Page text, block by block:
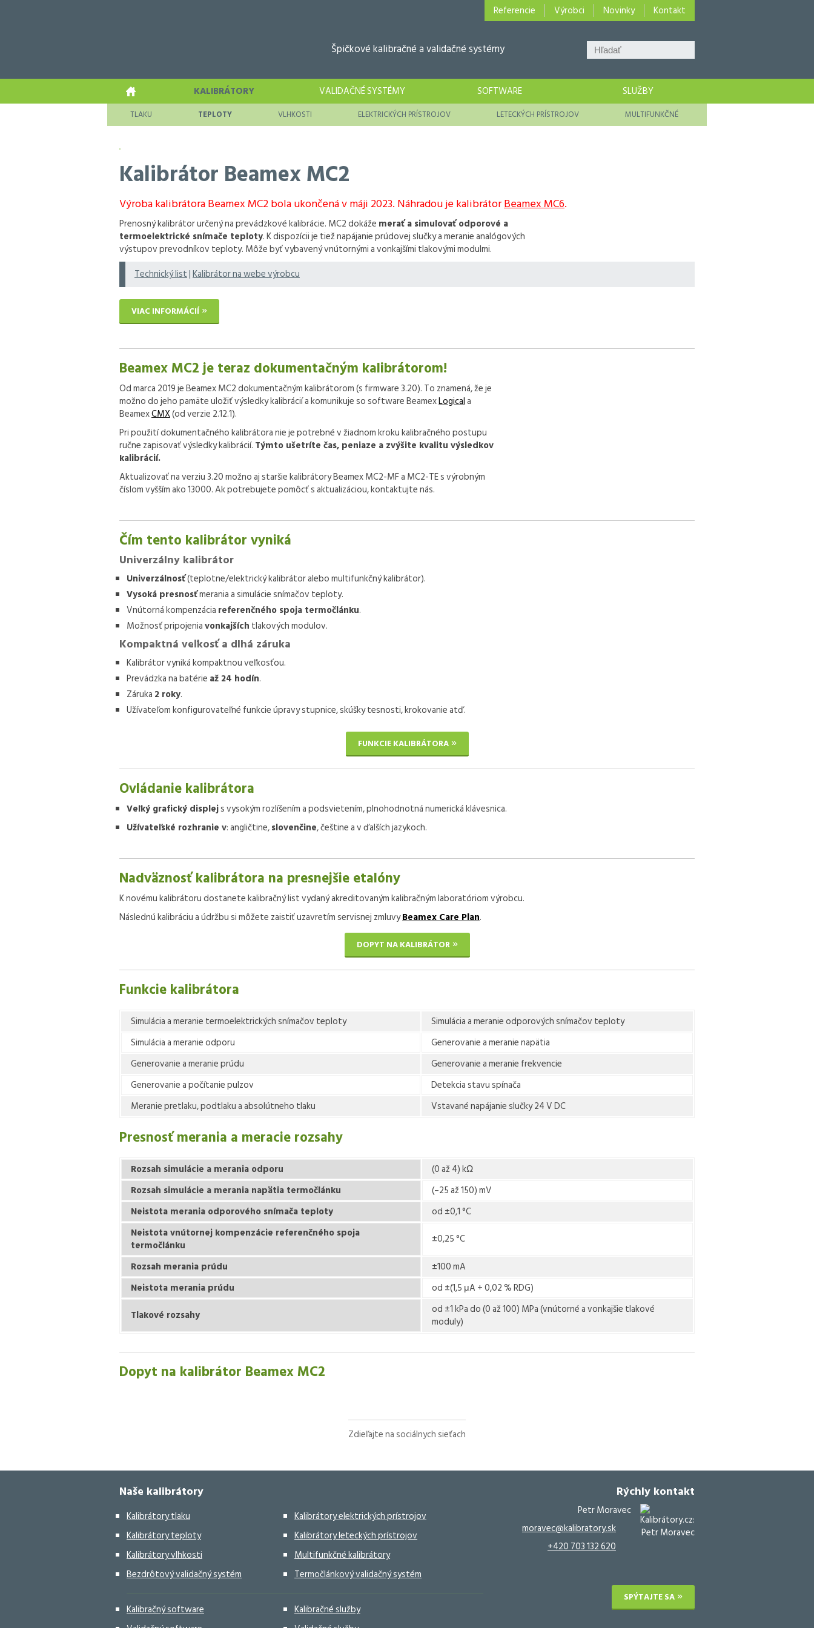
Referencie Výrobci Novinky Kontakt
Špičkové kalibračné a validačné systémy
KALIBRÁTORY
TLAKU TEPLOTY VLHKOSTI ELEKTRICKÝCH PRÍSTROJOV LETECKÝCH PRÍSTROJOV MULTIFUNKČNÉ
VALIDAČNÉ SYSTÉMY SOFTWARE SLUŽBY
Kalibrátor Beamex MC2
Výroba kalibrátora Beamex MC2 bola ukončená v máji 2023. Náhradou je kalibrátorBeamex MC6.
Prenosný kalibrátor určený na prevádzkové kalibrácie. MC2 dokáže merať a simulovať odporové a
termoelektrické snímače teploty. K dispozícii je tiež napájanie prúdovej slučky a meranie analógových
výstupov prevodníkov teploty. Môže byť vybavený vnútornými a vonkajšími tlakovými modulmi.
Technický list|Kalibrátor na webe výrobcu
VIAC INFORMÁCIÍ
Beamex MC2 je teraz dokumentačným kalibrátorom!
Od marca 2019 je Beamex MC2 dokumentačným kalibrátorom (s firmware 3.20). To znamená, že je
možno do jeho pamäte uložiť výsledky kalibrácií a komunikuje so software BeamexLogicala
BeamexCMX(od verzie 2.12.1).
Pri použití dokumentačného kalibrátora nie je potrebné v žiadnom kroku kalibračného postupu
ručne zapisovať výsledky kalibrácií. Týmto ušetríte čas, peniaze a zvýšite kvalitu výsledkov
kalibrácií.
Aktualizovať na verziu 3.20 možno aj staršie kalibrátory Beamex MC2-MF a MC2-TE s výrobným
číslom vyšším ako 13000. Ak potrebujete pomôcť s aktualizáciou, kontaktujte nás.
Čím tento kalibrátor vyniká
Univerzálny kalibrátor
Univerzálnosť(teplotne/elektrický kalibrátor alebo multifunkčný kalibrátor).
Vysoká presnosťmerania a simulácie snímačov teploty.
Vnútorná kompenzácia referenčného spoja termočlánku.
Možnosť pripojeniavonkajších tlakových modulov.
Kompaktná veľkosť a dlhá záruka
Kalibrátor vyniká kompaktnou veľkosťou.
Prevádzka na batérie až 24 hodín.
Záruka 2 roky.
Užívateľom konfigurovateľné funkcie úpravy stupnice, skúšky tesnosti, krokovanie atď.
FUNKCIE KALIBRÁTORA
Ovládanie kalibrátora
Veľký grafický displejs vysokým rozlíšením a podsvietením, plnohodnotná numerická klávesnica.
Užívateľské rozhranie v: angličtine,slovenčine, češtine a v ďalších jazykoch.
Nadväznosť kalibrátora na presnejšie etalóny
K novému kalibrátoru dostanete kalibračný list vydaný akreditovaným kalibračným laboratóriom výrobcu.
Následnú kalibráciu a údržbu si môžete zaistiť uzavretím servisnej zmluvyBeamex Care Plan.
DOPYT NA KALIBRÁTOR
Funkcie kalibrátora
Simulácia a meranie termoelektrických snímačov teploty
Simulácia a meranie odporových snímačov teploty
Simulácia a meranie odporu
Generovanie a meranie napätia
Generovanie a meranie prúdu
Generovanie a meranie frekvencie
Generovanie a počítanie pulzov
Detekcia stavu spínača
Meranie pretlaku, podtlaku a absolútneho tlaku
Vstavané napájanie slučky 24 V DC
Presnosť merania a meracie rozsahy
Rozsah simulácie a merania odporu
(0 až 4) kΩ
Rozsah simulácie a merania napätia termočlánku
(–25 až 150) mV
Neistota merania odporového snímača teploty
od ±0,1 °C
Neistota vnútornej kompenzácie referenčného spoja
termočlánku
±0,25 °C
Rozsah merania prúdu
±100 mA
Neistota merania prúdu
od ±(1,5 μA + 0,02 % RDG)
Tlakové rozsahy
od ±1 kPa do (0 až 100) MPa (vnútorné a vonkajšie tlakové
moduly)
Dopyt na kalibrátor Beamex MC2
Zdieľajte na sociálnych sieťach
Naše kalibrátory
Kalibrátory tlaku
Kalibrátory teploty
Kalibrátory vlhkosti
Bezdrôtový validačný systém
Kalibrátory elektrických prístrojov
Kalibrátory leteckých prístrojov
Multifunkčné kalibrátory
Termočlánkový validačný systém
Kalibračný software
Kalibračné služby
Rýchly kontakt
Petr Moravec
moravec@kalibratory.sk
+420 703 132 620
SPÝTAJTE SA